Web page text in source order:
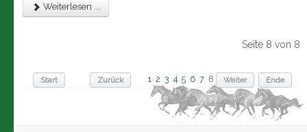
Weiterlesen ...
Seite 8 von 8
Start Zurück 1 2 3 4 5 6 7 8 Weiter Ende